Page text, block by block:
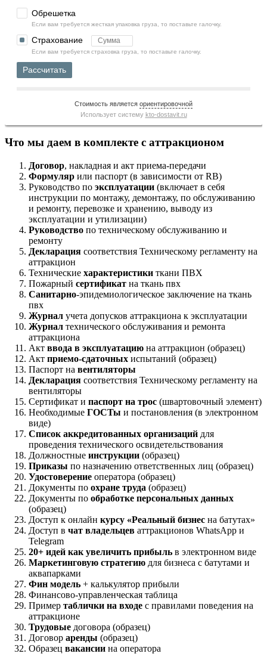
Обрешетка
Если вам требуется жесткая упаковка груза, то поставьте галочку.
Страхование
Если вам требуется страховка груза, то поставьте галочку.
Рассчитать
Стоимость является ориентировочной
Использует систему kto-dostavit.ru
Что мы даем в комплекте с аттракционом
Договор, накладная и акт приема-передачи
Формуляр или паспорт (в зависимости от RB)
Руководство по эксплуатации (включает в себя
инструкции по монтажу, демонтажу, по обслуживанию
и ремонту, перевозке и хранению, выводу из
эксплуатации и утилизации)
Руководство по техническому обслуживанию и
ремонту
Декларация соответствия Техническому регламенту на
аттракцион
Технические характеристики ткани ПВХ
Пожарный сертификат на ткань пвх
Санитарно-эпидемиологическое заключение на ткань
пвх
Журнал учета допусков аттракциона к эксплуатации
Журнал технического обслуживания и ремонта
аттракциона
Акт ввода в эксплуатацию на аттракцион (образец)
Акт приемо-сдаточных испытаний (образец)
Паспорт на вентиляторы
Декларация соответствия Техническому регламенту на
вентиляторы
Сертификат и паспорт на трос (швартовочный элемент)
Необходимые ГОСТы и постановления (в электронном
виде)
Список аккредитованных организаций для
проведения технического освидетельствования
Должностные инструкции (образец)
Приказы по назначению ответственных лиц (образец)
Удостоверение оператора (образец)
Документы по охране труда (образец)
Документы по обработке персональных данных
(образец)
Доступ к онлайн курсу «Реальный бизнес на батутах»
Доступ в чат владельцев аттракционов WhatsApp и
Telegram
20+ идей как увеличить прибыль в электронном виде
Маркетинговую стратегию для бизнеса с батутами и
аквапарками
Фин модель + калькулятор прибыли
Финансово-управленческая таблица
Пример таблички на входе с правилами поведения на
аттракционе
Трудовые договора (образец)
Договор аренды (образец)
Образец вакансии на оператора